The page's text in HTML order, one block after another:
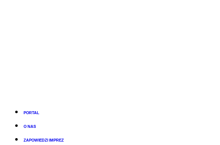
PORTAL
O NAS
ZAPOWIEDZI IMPREZ